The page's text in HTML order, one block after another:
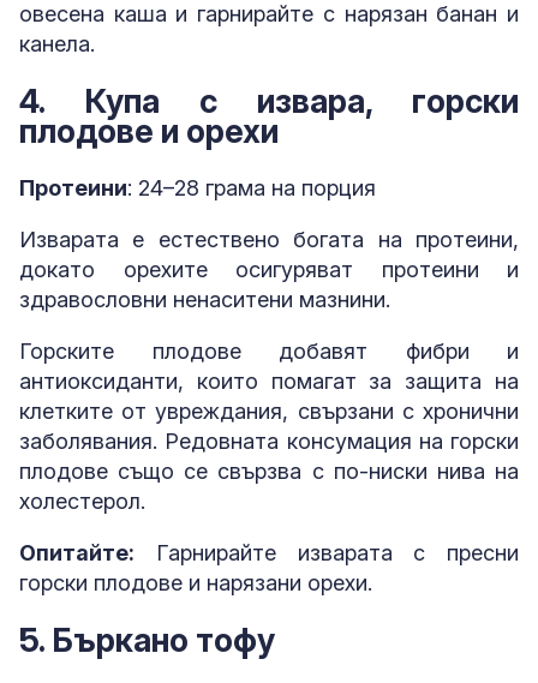
овесена каша и гарнирайте с нарязан банан и
канела.
4. Купа с извара, горски
плодове и орехи
Протеини: 24–28 грама на порция
Изварата е естествено богата на протеини,
докато орехите осигуряват протеини и
здравословни ненаситени мазнини.
Горските плодове добавят фибри и
антиоксиданти, които помагат за защита на
клетките от увреждания, свързани с хронични
заболявания. Редовната консумация на горски
плодове също се свързва с по-ниски нива на
холестерол.
Опитайте: Гарнирайте изварата с пресни
горски плодове и нарязани орехи.
5. Бъркано тофу